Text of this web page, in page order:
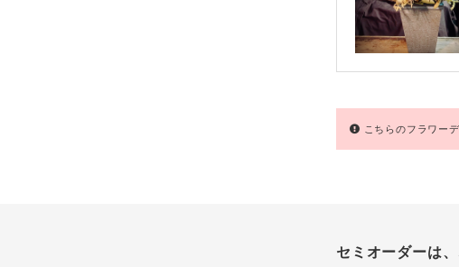
こちらのフラワー
セミオーダーは